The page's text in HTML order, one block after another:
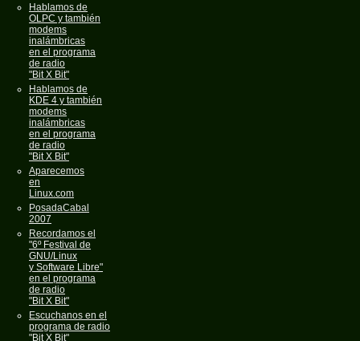
Hablamos de
OLPC y también
modems
inalámbricas
en el programa
de radio
"Bit X Bit"
Hablamos de
KDE 4 y también
modems
inalámbricas
en el programa
de radio
"Bit X Bit"
Aparecemos
en
Linux.com
PosadaCabal
2007
Recordamos el
"6º Festival de
GNU/Linux
y Software Libre"
en el programa
de radio
"Bit X Bit"
Escuchanos en el
programa de radio
"Bit X Bit"